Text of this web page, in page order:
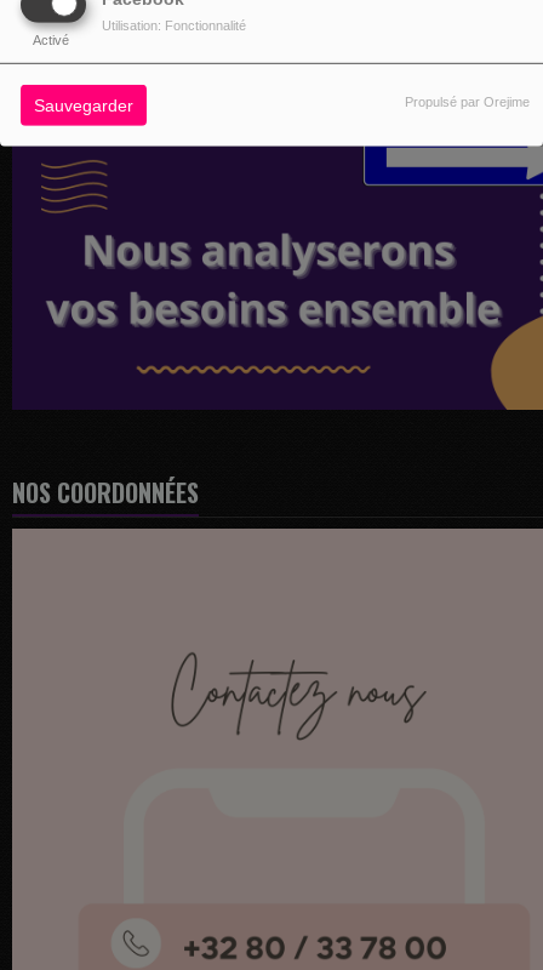
Activé
Utilisation: Fonctionnalité
Sauvegarder Propulsé par Orejime
NOS COORDONNÉES